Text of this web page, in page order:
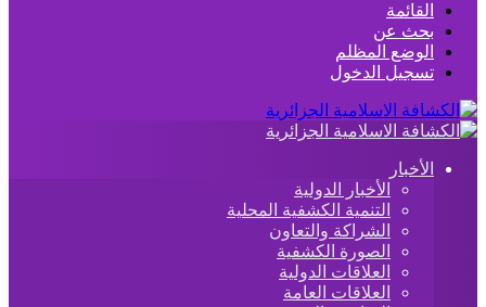
القائمة
بحث عن
الوضع المظلم
تسجيل الدخول
الأخبار
الأخبار الدولية
التنمية الكشفية المحلية
الشراكة والتعاون
الصورة الكشفية
العلاقات الدولية
العلاقات العامة